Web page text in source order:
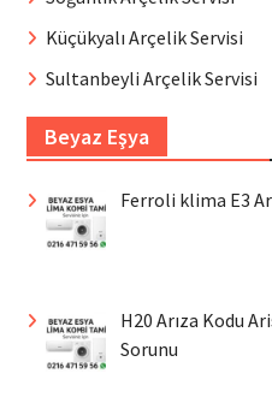
Küçükyalı Arçelik Servisi
Sultanbeyli Arçelik Servisi
Beyaz Eşya
Ferroli klima E3
H20 Arıza Kodu
Sorunu